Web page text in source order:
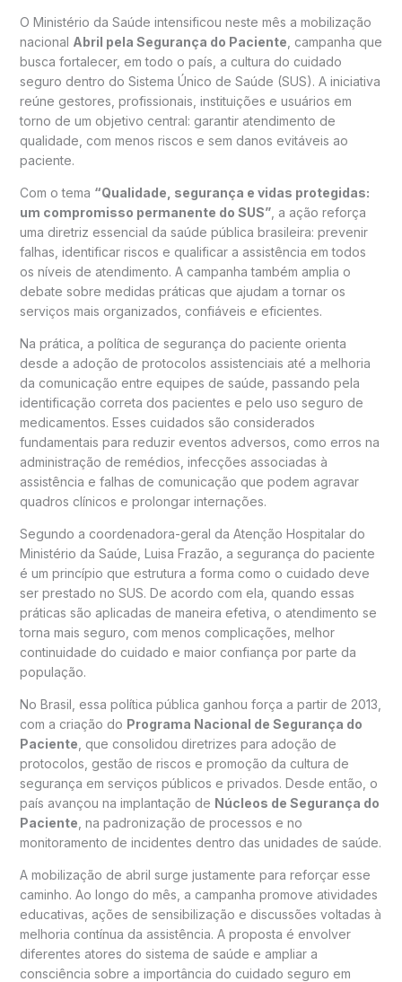
O Ministério da Saúde intensificou neste mês a mobilização
nacional Abril pela Segurança do Paciente , campanha que
busca fortalecer, em todo o país, a cultura do cuidado
seguro dentro do Sistema Único de Saúde (SUS). A iniciativa
reúne gestores, profissionais, instituições e usuários em
torno de um objetivo central: garantir atendimento de
qualidade, com menos riscos e sem danos evitáveis ao
paciente.
Com o tema “Qualidade, segurança e vidas protegidas:
um compromisso permanente do SUS”, a ação reforça
uma diretriz essencial da saúde pública brasileira: prevenir
falhas, identificar riscos e qualificar a assistência em todos
os níveis de atendimento. A campanha também amplia o
debate sobre medidas práticas que ajudam a tornar os
serviços mais organizados, confiáveis e eficientes.
Na prática, a política de segurança do paciente orienta
desde a adoção de protocolos assistenciais até a melhoria
da comunicação entre equipes de saúde, passando pela
identificação correta dos pacientes e pelo uso seguro de
medicamentos. Esses cuidados são considerados
fundamentais para reduzir eventos adversos, como erros na
administração de remédios, infecções associadas à
assistência e falhas de comunicação que podem agravar
quadros clínicos e prolongar internações.
Segundo a coordenadora-geral da Atenção Hospitalar do
Ministério da Saúde, Luisa Frazão, a segurança do paciente
é um princípio que estrutura a forma como o cuidado deve
ser prestado no SUS. De acordo com ela, quando essas
práticas são aplicadas de maneira efetiva, o atendimento se
torna mais seguro, com menos complicações, melhor
continuidade do cuidado e maior confiança por parte da
população.
No Brasil, essa política pública ganhou força a partir de 2013,
com a criação do Programa Nacional de Segurança do
Paciente , que consolidou diretrizes para adoção de
protocolos, gestão de riscos e promoção da cultura de
segurança em serviços públicos e privados. Desde então, o
país avançou na implantação de Núcleos de Segurança do
Paciente , na padronização de processos e no
monitoramento de incidentes dentro das unidades de saúde.
A mobilização de abril surge justamente para reforçar esse
caminho. Ao longo do mês, a campanha promove atividades
educativas, ações de sensibilização e discussões voltadas à
melhoria contínua da assistência. A proposta é envolver
diferentes atores do sistema de saúde e ampliar a
consciência sobre a importância do cuidado seguro em